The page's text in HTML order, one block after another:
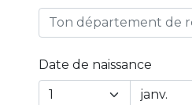
Ton département de
Date de naissance
Year
Day